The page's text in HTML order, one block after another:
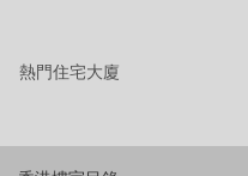
熱門住宅大廈